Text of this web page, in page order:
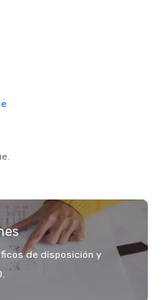
de disposición y